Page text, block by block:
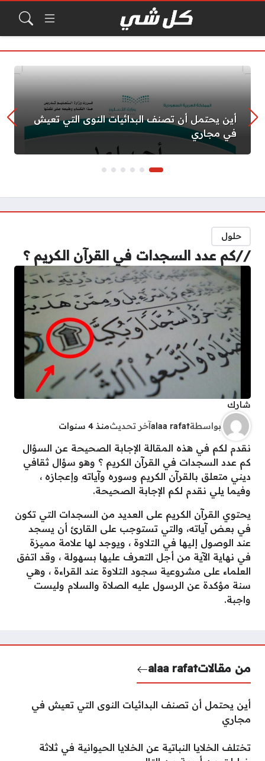
أين يحتمل أن تصنف البدائيات النوى التي تعيش
في مجاري
حلول
//كم عدد السجدات في القرآن الكريم ؟
شارك
بواسطةalaa rafatآخر تحديثمنذ 4 سنوات
نقدم لكم في هذه المقالة الإجابة الصحيحة عن السؤال
كم عدد السجدات في القرآن الكريم ؟ وهو سؤال ثقافي
ديني متعلق بالقرآن الكريم وسوره وآياته وإعجازه ،
وفيما يلي نقدم لكم الإجابة الصحيحة.
يحتوي القرآن الكريم على العديد من السجدات التي تكون
في بعض آياته، والتي تستوجب على القارئ أن يسجد
عند الوصول إليها في التلاوة ، ويوجد لها علامة مميزة
في نهاية الآية من أجل التعرف عليها بسهولة ، وقد اتفق
العلماء على مشروعية سجود التلاوة عند القراءة ، وهي
سنة مؤكدة عن الرسول عليه الصلاة والسلام وليست
واجبة.
من مقالاتalaa rafat
أين يحتمل أن تصنف البدائيات النوى التي تعيش في
مجاري
تختلف الخلايا النباتية عن الخلايا الحيوانية في ثلاثة